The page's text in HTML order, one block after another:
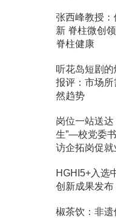
张西峰教授：
新 脊柱微创
脊柱健康
听花岛短剧
报评：市场
然趋势
岗位一站送达
生”—校党委
访企拓岗促就
HGHI5+入选
创新成果发布
椒茶饮：非